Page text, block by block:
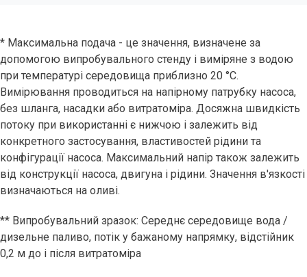
* Максимальна подача - це значення, визначене за
допомогою випробувального стенду і виміряне з водою
при температурі середовища приблизно 20 °C.
Вимірювання проводиться на напірному патрубку насоса,
без шланга, насадки або витратоміра. Досяжна швидкість
потоку при використанні є нижчою і залежить від
конкретного застосування, властивостей рідини та
конфігурації насоса. Максимальний напір також залежить
від конструкції насоса, двигуна і рідини. Значення в'язкості
визначаються на оливі.
** Випробувальний зразок: Середнє середовище вода /
дизельне паливо, потік у бажаному напрямку, відстійник
0,2 м до і після витратоміра